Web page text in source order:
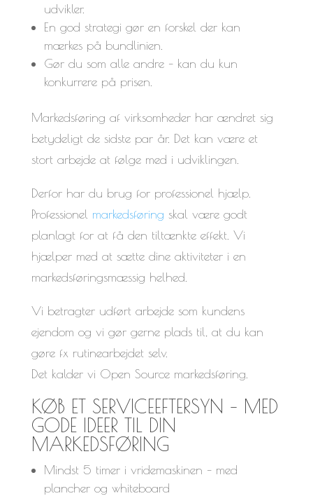
udvikler.
En god strategi gør en forskel der kan
mærkes på bundlinien.
Gør du som alle andre – kan du kun
konkurrere på prisen.
Markedsføring af virksomheder har ændret sig
betydeligt de sidste par år. Det kan være et
stort arbejde at følge med i udviklingen.
Derfor har du brug for professionel hjælp.
Professionel markedsføring skal være godt
planlagt for at få den tiltænkte effekt. Vi
hjælper med at sætte dine aktiviteter i en
markedsføringsmæssig helhed.
Vi betragter udført arbejde som kundens
ejendom og vi gør gerne plads til, at du kan
gøre fx rutinearbejdet selv.
Det kalder vi Open Source markedsføring.
KØB ET SERVICEEFTERSYN – MED
GODE IDEER TIL DIN
MARKEDSFØRING
Mindst 5 timer i vridemaskinen – med
plancher og whiteboard